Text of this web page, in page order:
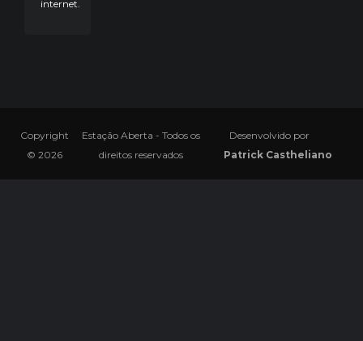
internet.
Copyright
© 2026
Estação Aberta - Todos os
direitos reservados
Desenvolvido por
Patrick Castheliano